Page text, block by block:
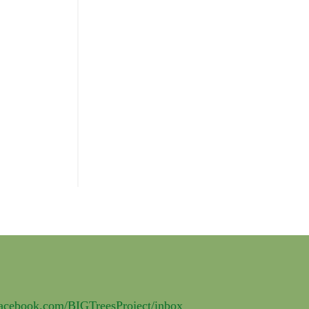
BIGTreesProject/inbox